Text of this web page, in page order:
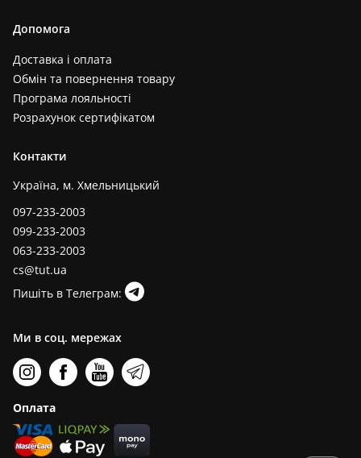
Допомога
Доставка і оплата
Обмін та повернення товару
Програма лояльності
Розрахунок сертифікатом
Контакти
Україна, м. Хмельницький
097-233-2003
099-233-2003
063-233-2003
cs@tut.ua
Пишіть в Телеграм:
Ми в соц. мережах
Оплата